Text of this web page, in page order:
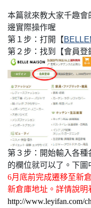
攻略待查收！
本篇就來教大家千趣
邊實際操作喔
第１步： 打開【
第２步： 找到【會員登
第３步： 開始輸入各種
的欄位就可以了。 下圖
6月底前完成遷移至新
新倉庫地址。詳情說明
http://www.leyifan.com/